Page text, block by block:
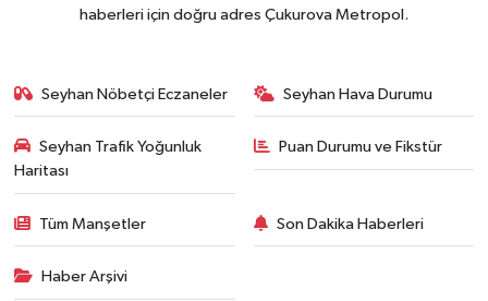
haberleri için doğru adres Çukurova Metropol.
Seyhan Nöbetçi Eczaneler Seyhan Hava Durumu
Seyhan Trafik Yoğunluk
Haritası
Puan Durumu ve Fikstür
Tüm Manşetler Son Dakika Haberleri
Haber Arşivi